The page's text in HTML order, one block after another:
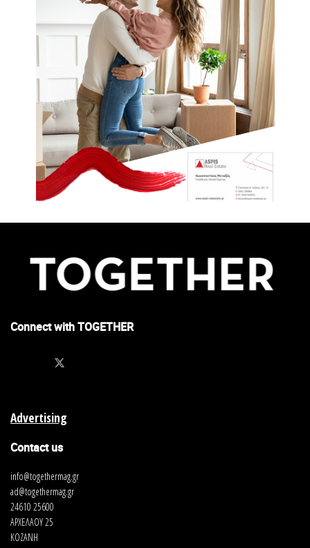
Connect with TOGETHER
Advertising
Contact us
info@togethermag.gr
ad@togethermag.gr
24610 25600
ΑΡΧΕΛΑΟΥ 25
ΚΟΖΑΝΗ